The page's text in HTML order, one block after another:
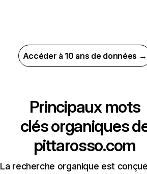
Accéder à 10 ans de données →
Principaux mots
clés organiques
pittarosso.com
La recherche organique est